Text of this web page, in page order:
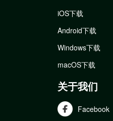
iOS下载
Android下载
Windows下载
macOS下载
关于我们
Facebook